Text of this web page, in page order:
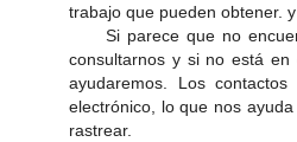
trabajo que pueden obtener.
Si parece que no
consultarnos y si no está
ayudaremos. Los
electrónico, lo que nos
rastrear.